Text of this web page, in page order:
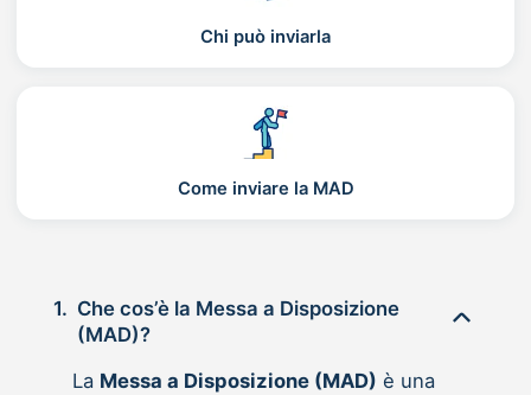
Chi può inviarla
Come inviare la MAD
1. Che cos’è la Messa a Disposizione
(MAD)?
La Messa a Disposizione (MAD) è una